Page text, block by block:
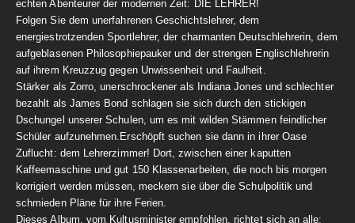
echten Abenteurer der modernen Zeit: DIE LEHRER!
Folgen Sie dem unerfahrenen Geschichtslehrer, dem
energiestrotzenden Sportlehrer, der charmanten Deutschlehrerin, dem
aufgeblasenen Philosophiepauker und der strengen Englischlehrerin
auf ihrem Kreuzzug gegen Unwissenheit und Faulheit.
Stärker als Zorro, unerschrockener als Indiana Jones und schlechter
bezahlt als James Bond schlagen sie sich durch den stickigen
Dschungel unserer Schulen, um es mit wilden Stämmen feindlicher
Schüler aufzunehmen.Erschöpft suchen sie dann in ihrer Oase
Zuflucht: dem Lehrerzimmer! Dort, zwischen einer kaputten
Kaffeemaschine und gut 150 Klassenarbeiten, die noch bis morgen
korrigiert werden müssen, meckern sie über die Schulpolitik und
schmieden Pläne für ihre Ferien.
Dieses Album, vom Kultusminister empfohlen, richtet sich an alle: